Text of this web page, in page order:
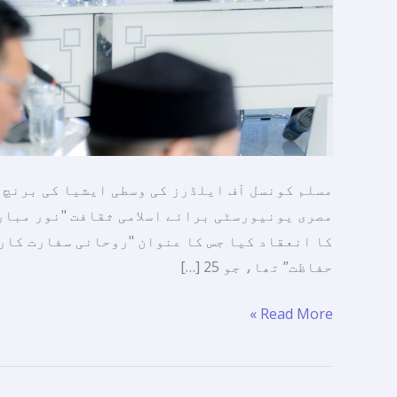
مسلم کونسل آف ایلڈرز کی وسطی ایشیا کی
مصری یونیورسٹی برائے اسلامی ثقافت "نور
کا انعقاد کیا جس کا عنوان "روحانی سفارت
حفاظت” تھا، جو 25 […]
کا
اہتمام
کیا۔
Read More »